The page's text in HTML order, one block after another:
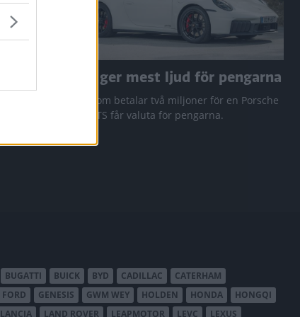
Den ger mest ljud för pengarna
Den som betalar två miljoner för en Porsche
911 GTS får valuta för pengarna.
BUGATTI BUICK BYD CADILLAC
CATERHAM
FORD GENESIS GWM WEY HOLDEN HONDA
HONGQI
LANCIA LAND ROVER LEAPMOTOR LEVC LEXUS